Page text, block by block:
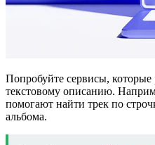
Попробуйте сервисы,
текстовому описанию.
помогают найти трек по
альбома.